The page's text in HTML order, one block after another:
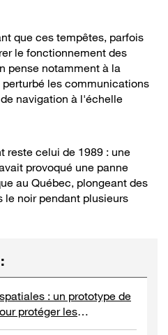
que ces tempêtes, parfois
le fonctionnement des
pense notamment à la
les communications
navigation à l'échelle
reste celui de 1989 : une
provoqué une panne
au Québec, plongeant des
le noir pendant plusieurs
:
: un prototype de
protéger les